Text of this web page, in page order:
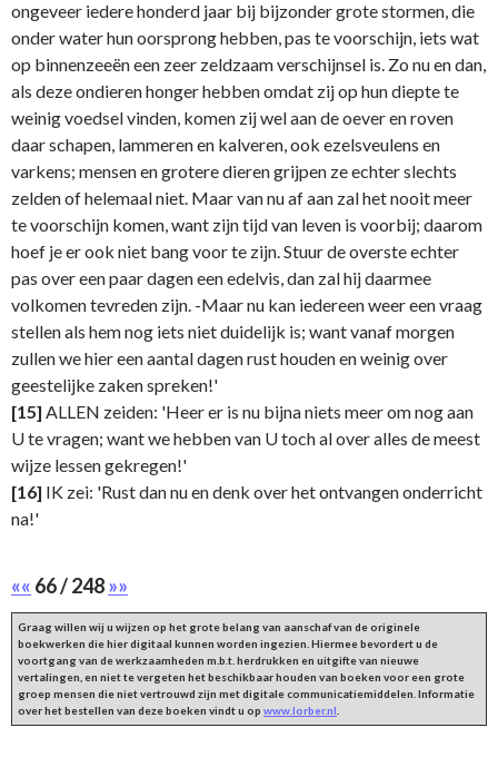
ongeveer iedere honderd jaar bij bijzonder grote stormen, die
onder water hun oorsprong hebben, pas te voorschijn, iets wat
op binnenzeeën een zeer zeldzaam verschijnsel is. Zo nu en dan,
als deze ondieren honger hebben omdat zij op hun diepte te
weinig voedsel vinden, komen zij wel aan de oever en roven
daar schapen, lammeren en kalveren, ook ezelsveulens en
varkens; mensen en grotere dieren grijpen ze echter slechts
zelden of helemaal niet. Maar van nu af aan zal het nooit meer
te voorschijn komen, want zijn tijd van leven is voorbij; daarom
hoef je er ook niet bang voor te zijn. Stuur de overste echter
pas over een paar dagen een edelvis, dan zal hij daarmee
volkomen tevreden zijn. -Maar nu kan iedereen weer een vraag
stellen als hem nog iets niet duidelijk is; want vanaf morgen
zullen we hier een aantal dagen rust houden en weinig over
geestelijke zaken spreken!'
[15] ALLEN zeiden: 'Heer er is nu bijna niets meer om nog aan
U te vragen; want we hebben van U toch al over alles de meest
wijze lessen gekregen!'
[16] IK zei: 'Rust dan nu en denk over het ontvangen onderricht
na!'
«« 66 / 248»»
Graag willen wij u wijzen op het grote belang van aanschaf van de originele
boekwerken die hier digitaal kunnen worden ingezien. Hiermee bevordert u de
voortgang van de werkzaamheden m.b.t. herdrukken en uitgifte van nieuwe
vertalingen, en niet te vergeten het beschikbaar houden van boeken voor een grote
groep mensen die niet vertrouwd zijn met digitale communicatiemiddelen. Informatie
over het bestellen van deze boeken vindt u op www.lorber.nl